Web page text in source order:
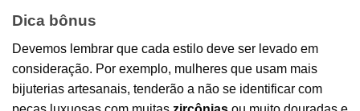
Dica bônus
Devemos lembrar que cada estilo deve ser levado em
consideração. Por exemplo, mulheres que usam mais
bijuterias artesanais, tenderão a não se identificar com